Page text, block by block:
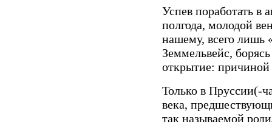
Успев поработать в
полгода, молодой
нашему, всего лишь
Земмельвейс,
открытие:
Только в Пруссии(-
века,
так называемой